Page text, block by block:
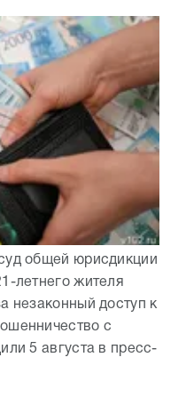
общей юрисдикции
летнего жителя
незаконный доступ к
с
5 августа в пресс-